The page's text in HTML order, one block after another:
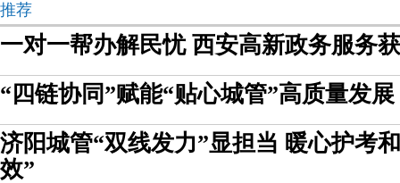
推荐
一对一帮办解民忧 西安高新政务服务
“四链协同”赋能“贴心城管”高质量发展
济阳城管“双线发力”显担当 暖心护考
效”